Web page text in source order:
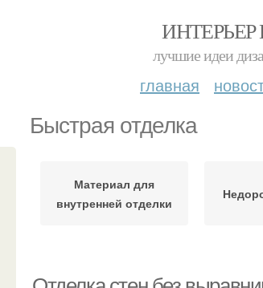
ИНТЕРЬЕР
лучшие идеи
главная
Быстрая отделка
Материал для
внутренней отделки